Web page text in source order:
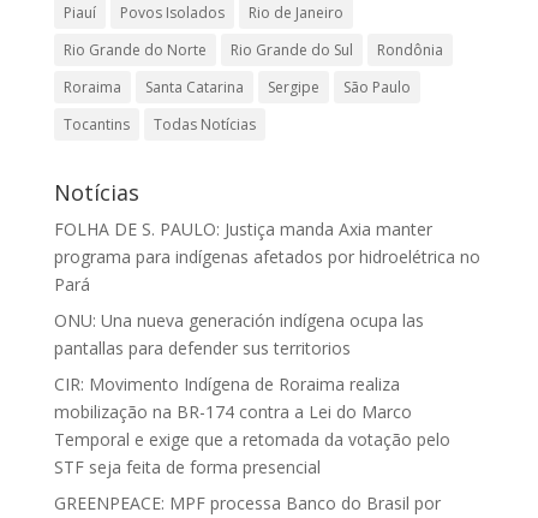
Piauí
Povos Isolados
Rio de Janeiro
Rio Grande do Norte
Rio Grande do Sul
Rondônia
Roraima
Santa Catarina Sergipe
São Paulo
Tocantins
Todas Notícias
Notícias
FOLHA DE S. PAULO: Justiça manda Axia manter
programa para indígenas afetados por hidroelétrica no
Pará
ONU: Una nueva generación indígena ocupa las
pantallas para defender sus territorios
CIR: Movimento Indígena de Roraima realiza
mobilização na BR-174 contra a Lei do Marco
Temporal e exige que a retomada da votação pelo
STF seja feita de forma presencial
GREENPEACE: MPF processa Banco do Brasil por